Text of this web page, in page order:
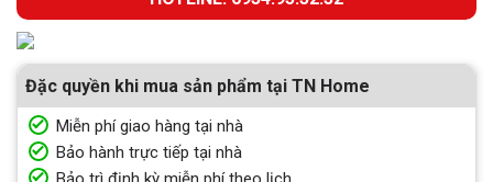
Đặc quyền khi mua sản phẩm tại TN Home
Miễn phí giao hàng tại nhà
Bảo hành trực tiếp tại nhà